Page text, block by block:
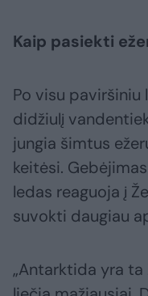
Kaip pasiekti
Po visu
didžiulį
jungia šimtus
keitėsi.
ledas reaguoja į
suvokti daugiau
„Antarktida yra ta